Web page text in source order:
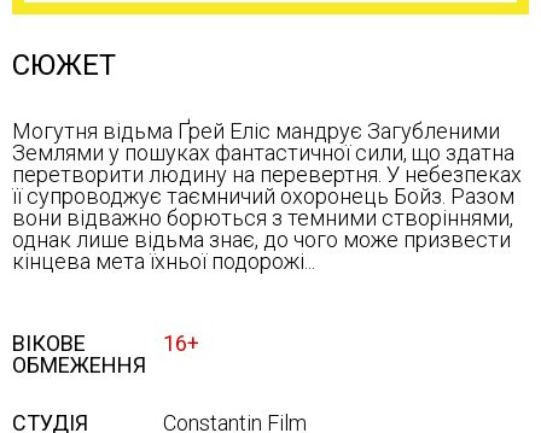
СЮЖЕТ
Могутня відьма Ґрей Еліс мандрує Загубленими
Землями у пошуках фантастичної сили, що здатна
перетворити людину на перевертня. У небезпеках
її супроводжує таємничий охоронець Бойз. Разом
вони відважно борються з темними створіннями,
однак лише відьма знає, до чого може призвести
кінцева мета їхньої подорожі...
ВІКОВЕ
ОБМЕЖЕННЯ
16+
СТУДІЯ Constantin Film